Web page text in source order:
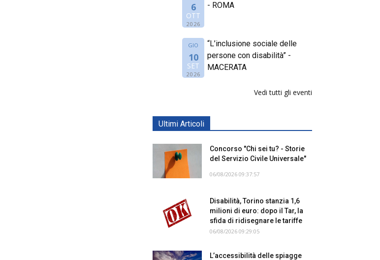
6
OTT
2026
- ROMA
GIO
10
SET
2026
“L’inclusione sociale delle
persone con disabilità” -
MACERATA
Vedi tutti gli eventi
Ultimi Articoli
Concorso "Chi sei tu? - Storie
del Servizio Civile Universale"
06/08/2026 09:37:57
Disabilità, Torino stanzia 1,6
milioni di euro: dopo il Tar, la
sfida di ridisegnare le tariffe
06/08/2026 09:29:05
L’accessibilità delle spiagge